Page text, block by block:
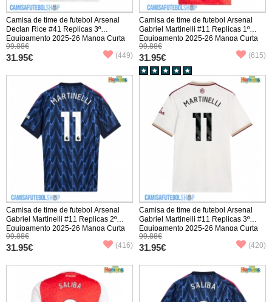
Camisa de time de futebol Arsenal
Declan Rice #41 Replicas 3º
Equipamento 2025-26 Manga Curta
99.88€
31.95€ (449)
Camisa de time de futebol Arsenal
Gabriel Martinelli #11 Replicas 1º
Equipamento 2025-26 Manga Curta
99.88€
31.95€ (615)
Camisa de time de futebol Arsenal
Gabriel Martinelli #11 Replicas 2º
Equipamento 2025-26 Manga Curta
99.88€
31.95€ (416)
Camisa de time de futebol Arsenal
Gabriel Martinelli #11 Replicas 3º
Equipamento 2025-26 Manga Curta
99.88€
31.95€ (420)